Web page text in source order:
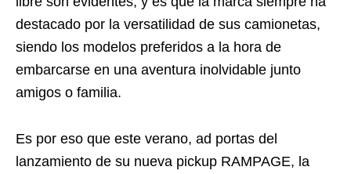
destacado por la versatilidad de sus camionetas,
siendo los modelos preferidos a la hora de
embarcarse en una aventura inolvidable junto
amigos o familia.
Es por eso que este verano, ad portas del
lanzamiento de su nueva pickup RAMPAGE, la